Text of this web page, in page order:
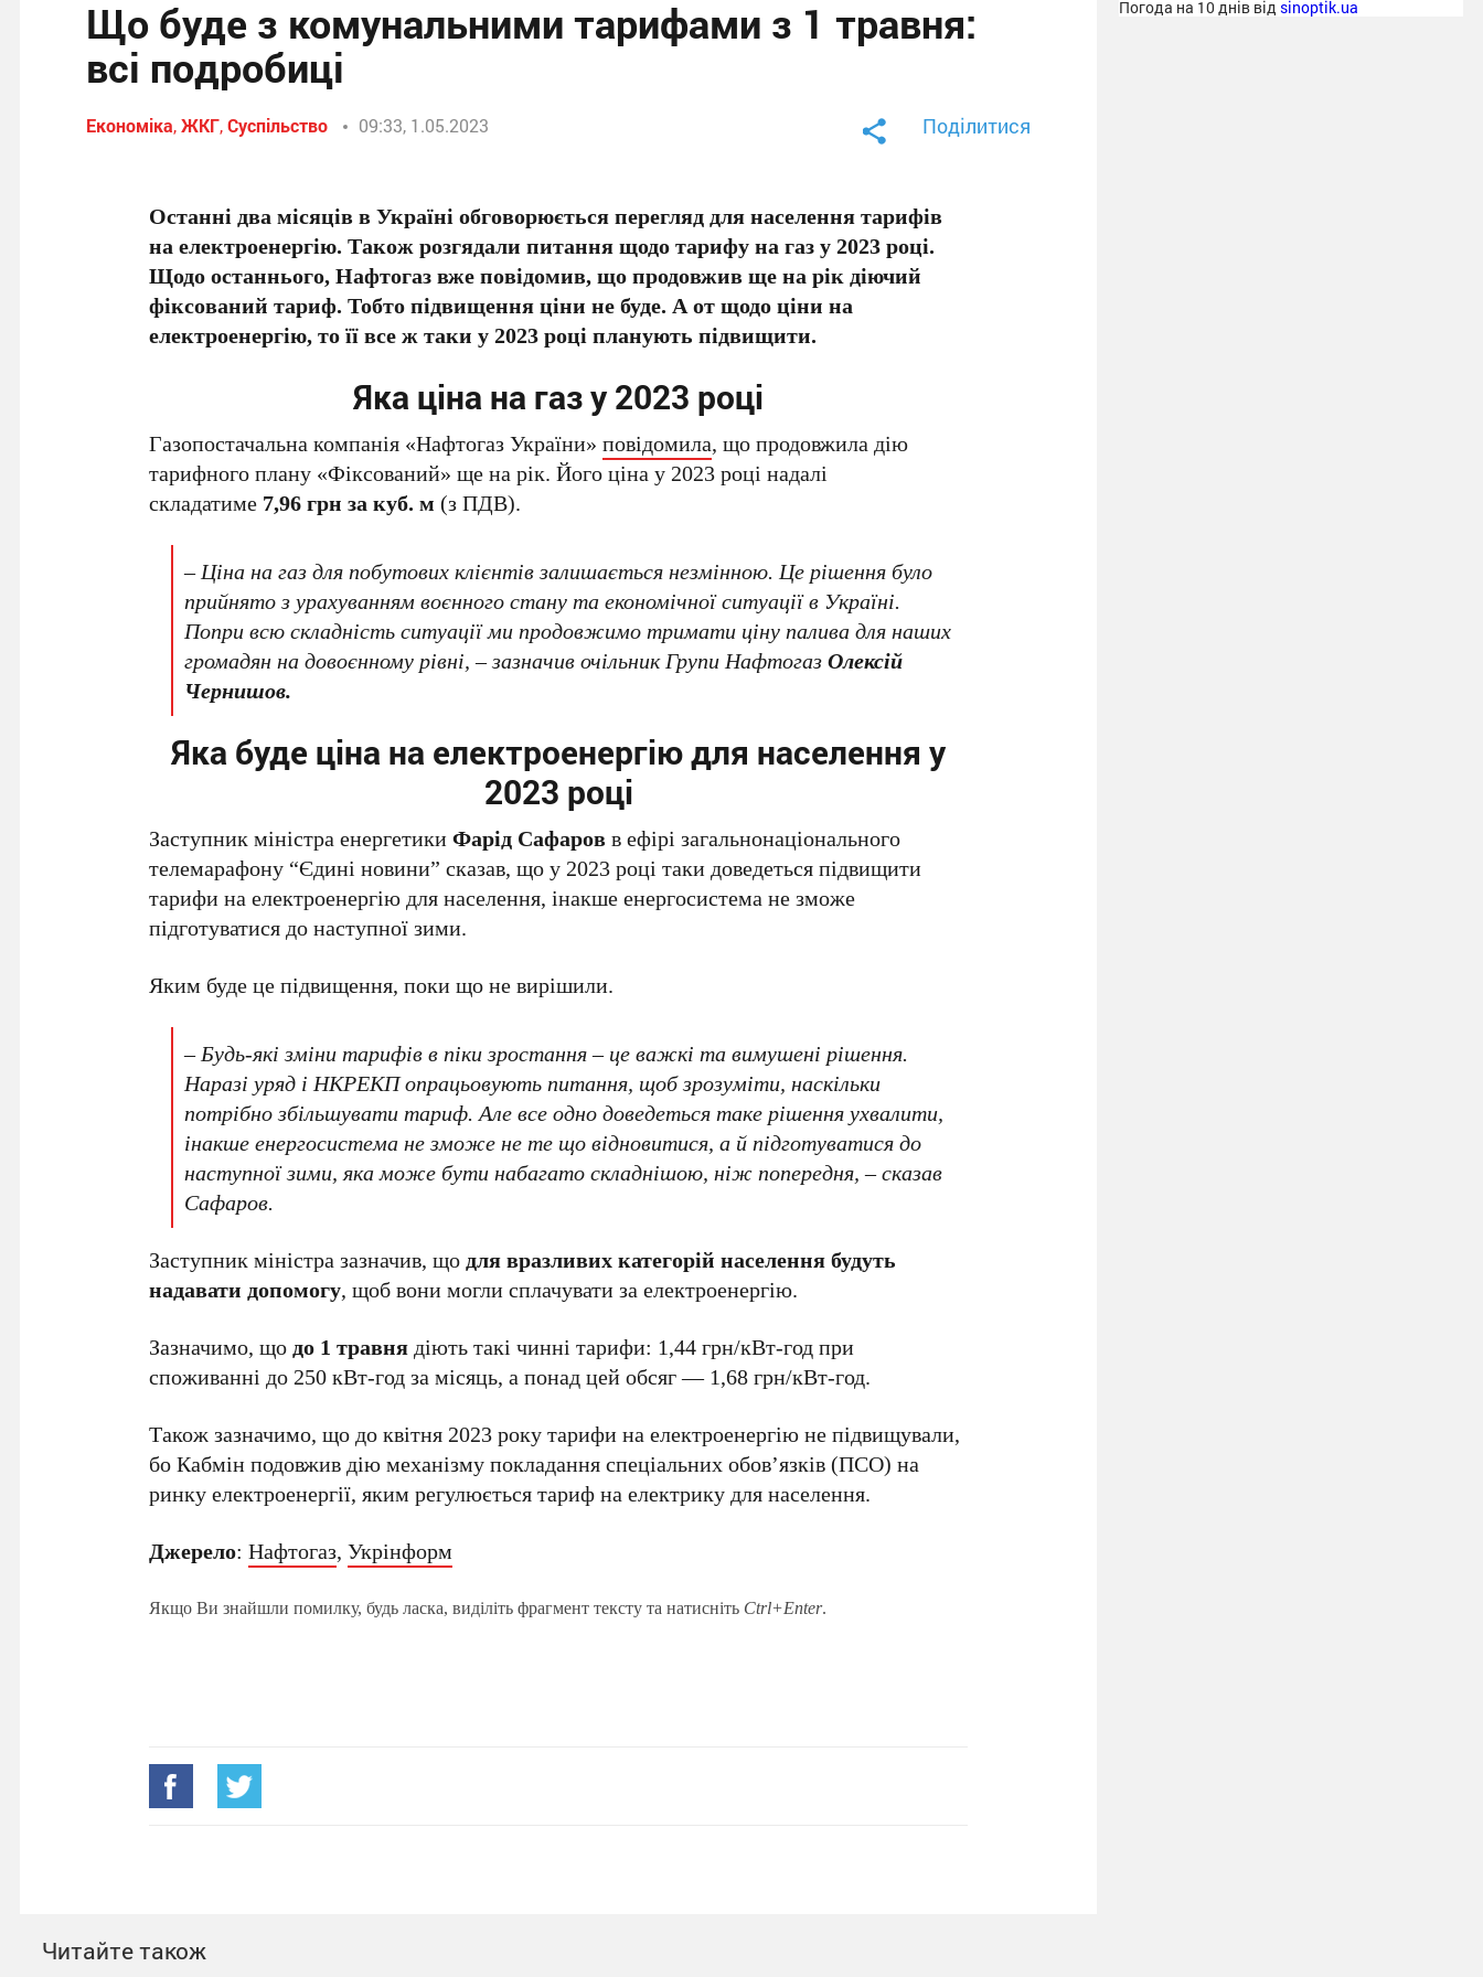
Що буде з комунальними тарифами з 1 травня:
всі подробиці
Економіка,ЖКГ,Суспільство 09:33, 1.05.2023 Поділитися
Останні два місяців в Україні обговорюється перегляд для населення тарифів
на електроенергію. Також розгядали питання щодо тарифу на газ у 2023 році.
Щодо останнього, Нафтогаз вже повідомив, що продовжив ще на рік діючий
фіксований тариф. Тобто підвищення ціни не буде. А от щодо ціни на
електроенергію, то її все ж таки у 2023 році планують підвищити.
Яка ціна на газ у 2023 році
Газопостачальна компанія «Нафтогаз України»повідомила, що продовжила дію
тарифного плану «Фіксований» ще на рік. Його ціна у 2023 році надалі
складатиме 7,96 грн за куб. м (з ПДВ).
– Ціна на газ для побутових клієнтів залишається незмінною. Це рішення було
прийнято з урахуванням воєнного стану та економічної ситуації в Україні.
Попри всю складність ситуації ми продовжимо тримати ціну палива для наших
громадян на довоєнному рівні, – зазначив очільник Групи НафтогазОлексій
Чернишов.
Яка буде ціна на електроенергію для населення у
2023 році
Заступник міністра енергетикиФарід Сафаровв ефірі загальнонаціонального
телемарафону “Єдині новини” сказав, що у 2023 році таки доведеться підвищити
тарифи на електроенергію для населення, інакше енергосистема не зможе
підготуватися до наступної зими.
Яким буде це підвищення, поки що не вирішили.
– Будь-які зміни тарифів в піки зростання – це важкі та вимушені рішення.
Наразі уряд і НКРЕКП опрацьовують питання, щоб зрозуміти, наскільки
потрібно збільшувати тариф. Але все одно доведеться таке рішення ухвалити,
інакше енергосистема не зможе не те що відновитися, а й підготуватися до
наступної зими, яка може бути набагато складнішою, ніж попередня, – сказав
Сафаров.
Заступник міністра зазначив, щодля вразливих категорій населення будуть
надавати допомогу, щоб вони могли сплачувати за електроенергію.
Зазначимо, щодо 1 травнядіють такі чинні тарифи: 1,44 грн/кВт-год при
споживанні до 250 кВт-год за місяць, а понад цей обсяг — 1,68 грн/кВт-год.
Також зазначимо, що до квітня 2023 року тарифи на електроенергію не підвищували,
бо Кабмін подовжив дію механізму покладання спеціальних обов’язків (ПСО) на
ринку електроенергії, яким регулюється тариф на електрику для населення.
Джерело:Нафтогаз,Укрінформ
Якщо Ви знайшли помилку, будь ласка, виділіть фрагмент тексту та натисніть Ctrl+Enter.
Читайте також
Погода на 10 днів від sinoptik.ua